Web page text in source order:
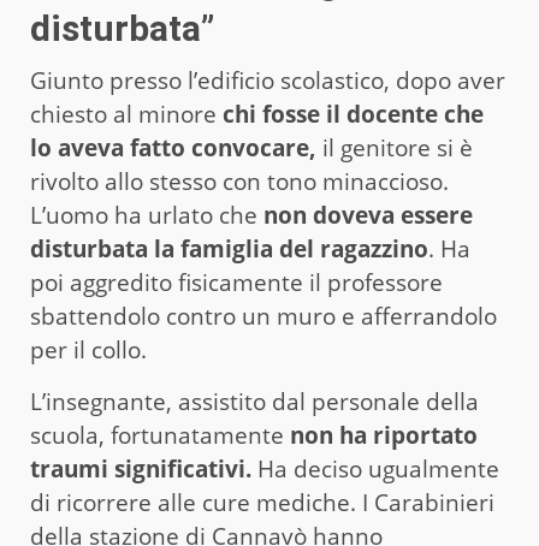
disturbata”
Giunto presso l’edificio scolastico, dopo aver
chiesto al minore chi fosse il docente che
lo aveva fatto convocare, il genitore si è
rivolto allo stesso con tono minaccioso.
L’uomo ha urlato che non doveva essere
disturbata la famiglia del ragazzino. Ha
poi aggredito fisicamente il professore
sbattendolo contro un muro e afferrandolo
per il collo.
L’insegnante, assistito dal personale della
scuola, fortunatamente non ha riportato
traumi significativi. Ha deciso ugualmente
di ricorrere alle cure mediche. I Carabinieri
della stazione di Cannavò hanno